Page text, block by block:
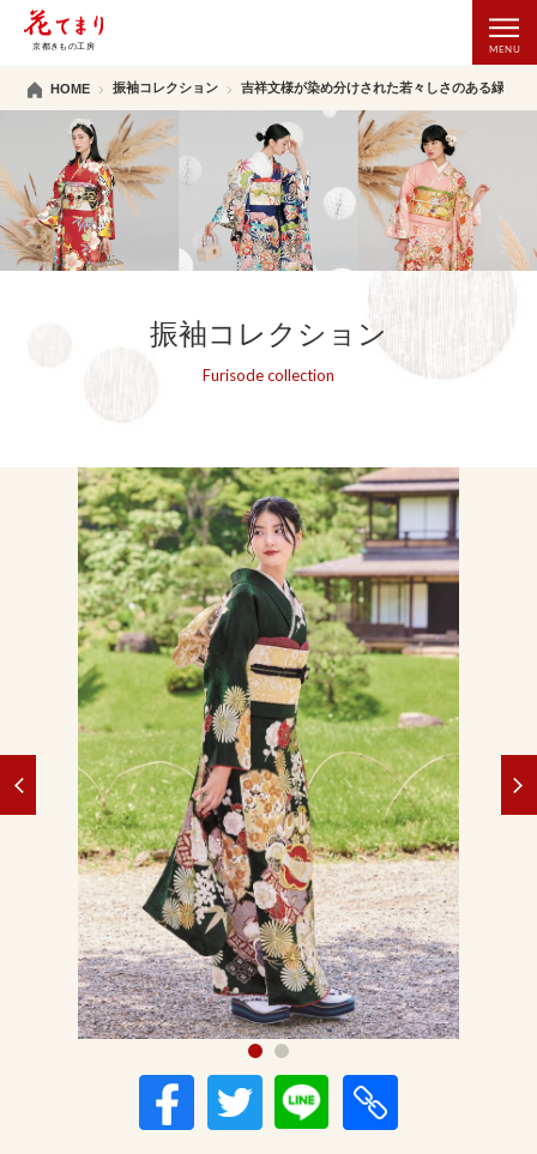
HOME 振袖コレクション 吉祥文様が染め分けされた若々しさのある緑地振
振袖コレクション
Furisode collection